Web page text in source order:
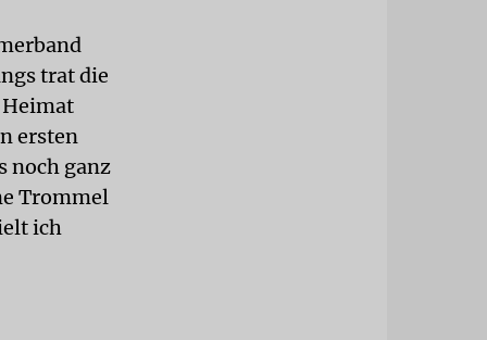
trat die
ersten
noch ganz
Trommel
ich